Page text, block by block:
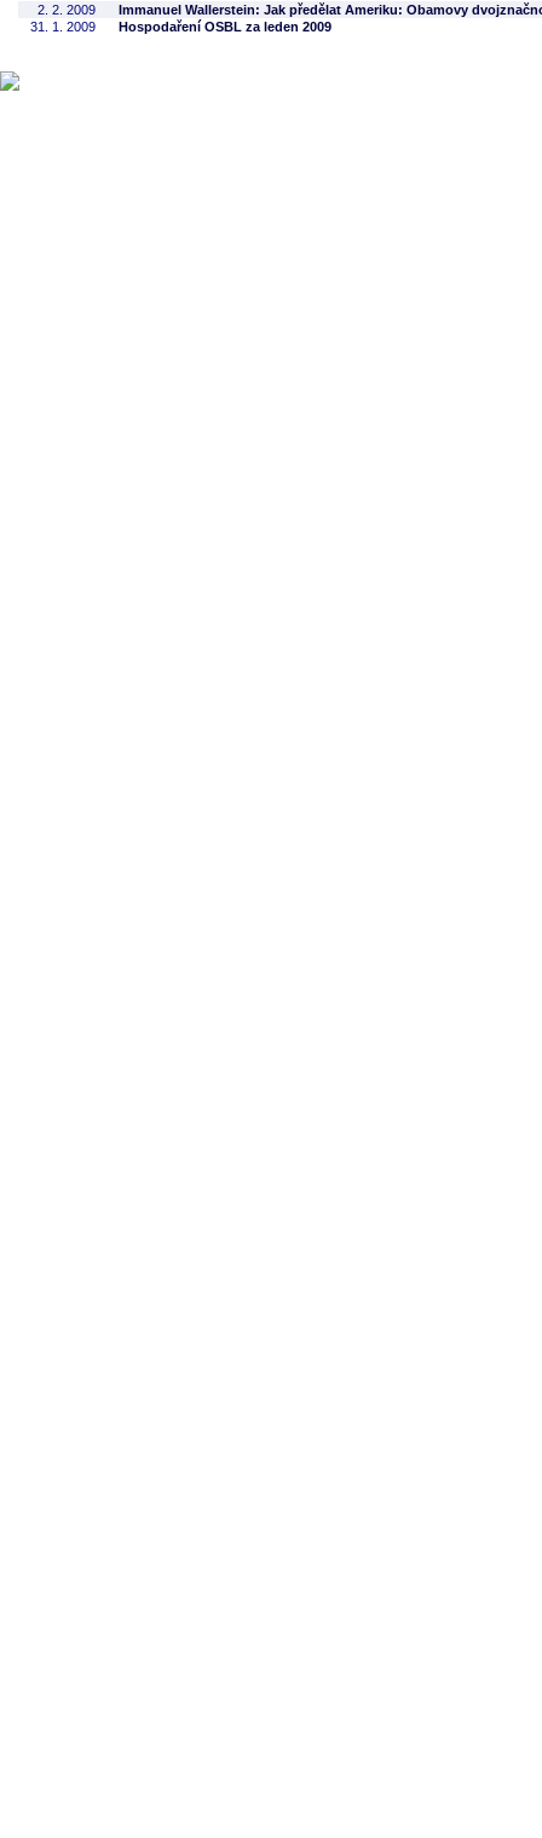
2. 2. 2009
Immanuel Wallerstein: Jak předělat Ameriku: Obamovy
31. 1. 2009
Hospodaření OSBL za leden 2009